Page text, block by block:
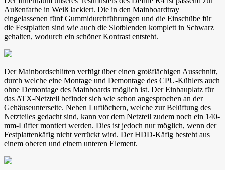
Außenfarbe in Weiß lackiert. Die in den Mainboardtray
eingelassenen fünf Gummidurchführungen und die Einschübe für
die Festplatten sind wie auch die Slotblenden komplett in Schwarz
gehalten, wodurch ein schöner Kontrast entsteht.
Der Mainbordschlitten verfügt über einen großflächigen Ausschnitt,
durch welche eine Montage und Demontage des CPU-Kühlers auch
ohne Demontage des Mainboards möglich ist. Der Einbauplatz für
das ATX-Netzteil befindet sich wie schon angesprochen an der
Gehäuseunterseite. Neben Luftlöchern, welche zur Belüftung des
Netzteiles gedacht sind, kann vor dem Netzteil zudem noch ein 140-
mm-Lüfter montiert werden. Dies ist jedoch nur möglich, wenn der
Festplattenkäfig nicht verrückt wird. Der HDD-Käfig besteht aus
einem oberen und einem unteren Element.